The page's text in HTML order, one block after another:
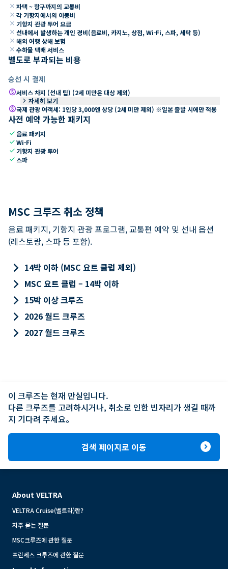
close 자택 ~ 항구까지의 교통비
close 각 기항지에서의 이동비
close 기항지 관광 투어 요금
close 선내에서 발생하는 개인 경비(음료비, 카지노, 상점, Wi-Fi, 스파, 세탁 등)
close 해외 여행 상해 보험
close 수하물 택배 서비스
별도로 부과되는 비용
승선 시 결제
paid서비스 차지 (선내 팁) (2세 미만은 대상 제외)
keyboard_arrow_right 자세히 보기
paid국제 관광 여객세: 1인당 3,000엔 상당 (2세 미만 제외) ※일본 출발 시에만 적용
사전 예약 가능한 패키지
check 음료 패키지
checkWi-Fi
check 기항지 관광 투어
check 스파
MSC 크루즈 취소 정책
음료 패키지, 기항지 관광 프로그램, 교통편 예약 및 선내 옵션
(레스토랑, 스파 등 포함).
keyboard_arrow_right 14박 이하 (MSC 요트 클럽 제외)
keyboard_arrow_right MSC 요트 클럽 – 14박 이하
keyboard_arrow_right 15박 이상 크루즈
keyboard_arrow_right 2026 월드 크루즈
keyboard_arrow_right 2027 월드 크루즈
이 크루즈는 현재 만실입니다.
다른 크루즈를 고려하시거나, 취소로 인한 빈자리가 생길 때까
지 기다려 주세요。
검색 페이지로 이동 expand_circle_right
About VELTRA
VELTRA Cruise(벨트라)란?
자주 묻는 질문
MSC크루즈에 관한 질문
프린세스 크루즈에 관한 질문